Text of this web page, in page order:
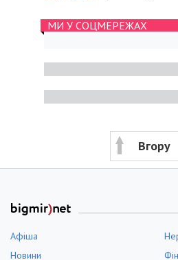
МИ У СОЦМЕРЕЖАХ
Вгору
Афіша
Новини